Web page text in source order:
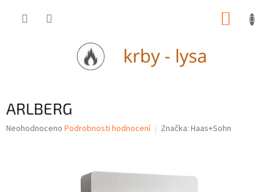
ARLBERG
Průměrné
Neohodnoceno Podrobnosti hodnocení Značka: Haas+Sohn